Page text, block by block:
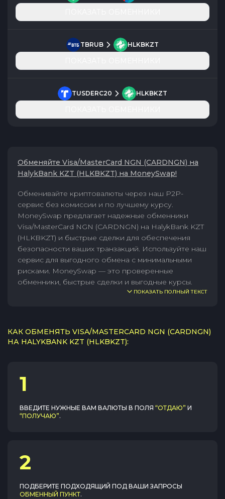
TBRUB HLKBKZT
TUSDERC20 HLKBKZT
Обменяйте Visa/MasterCard NGN (CARDNGN) на
HalykBank KZT (HLKBKZT) на MoneySwap!
Обменивайте криптовалюты через наш P2P-
сервис без комиссии и по лучшему курсу.
MoneySwap предлагает надежные обменники
Visa/MasterCard NGN (CARDNGN) на HalykBank KZT
(HLKBKZT) и быстрые сделки для обеспечения
безопасности ваших транзакций. Используйте наш
сервис для выгодного обмена с минимальными
рисками. MoneySwap — это проверенные
обменники, быстрые сделки и выгодные курсы.
ПОКАЗАТЬ ПОЛНЫЙ ТЕКСТ
КАК ОБМЕНЯТЬ VISA/MASTERCARD NGN (CARDNGN)
НА HALYKBANK KZT (HLKBKZT):
1
ВВЕДИТЕ НУЖНЫЕ ВАМ ВАЛЮТЫ В ПОЛЯ “ОТДАЮ” И
“ПОЛУЧАЮ”.
2
ПОДБЕРИТЕ ПОДХОДЯЩИЙ ПОД ВАШИ ЗАПРОСЫ
ОБМЕННЫЙ ПУНКТ.